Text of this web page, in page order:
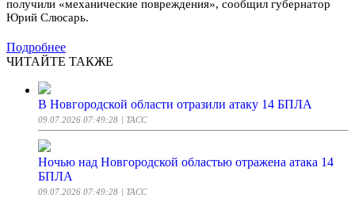
получили «механические повреждения», сообщил губернатор
Юрий Слюсарь.
Подробнее
ЧИТАЙТЕ ТАКЖЕ
В Новгородской области отразили атаку 14 БПЛА
09.07.2026 07:49:28 | ТАСС
Ночью над Новгородской областью отражена атака 14
БПЛА
09.07.2026 07:49:28 | ТАСС